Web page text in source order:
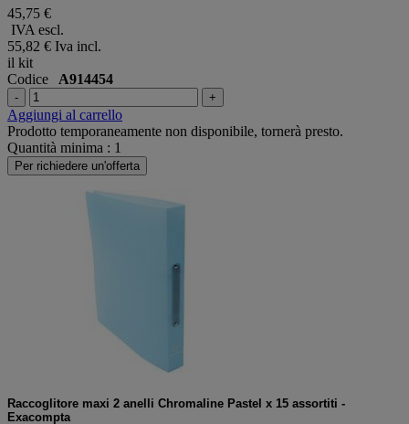
45,75 €
IVA escl.
55,82 € Iva incl.
il kit
Codice A914454
- +
Aggiungi al carrello
Prodotto temporaneamente non disponibile, tornerà presto.
Quantità minima : 1
Per richiedere un'offerta
Raccoglitore maxi 2 anelli Chromaline Pastel x 15 assortiti -
Exacompta